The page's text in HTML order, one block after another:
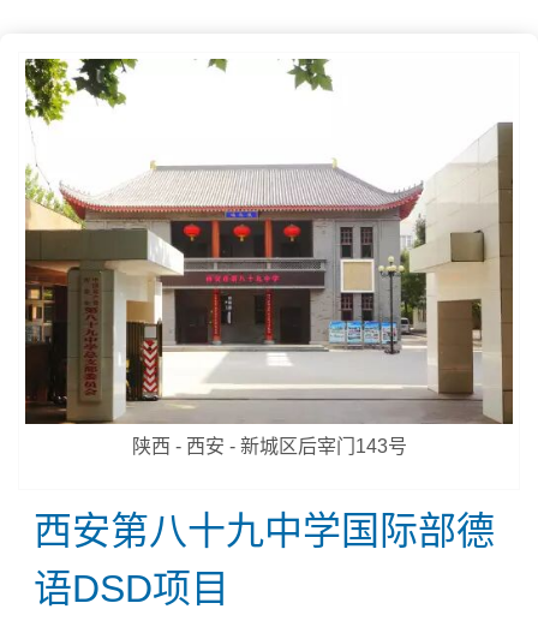
陕西 - 西安 - 新城区后宰门143号
西安第八十九中学国际部德
语DSD项目